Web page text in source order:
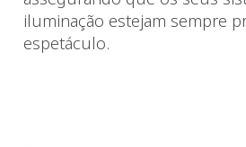
iluminação estejam sempre
espetáculo.